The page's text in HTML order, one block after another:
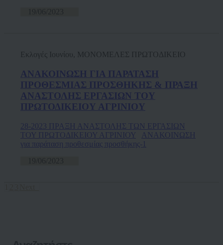
Εκλογές Ιουνίου, ΜΟΝΟΜΕΛΕΣ ΠΡΩΤΟΔΙΚΕΙΟ
ΑΝΑΚΟΙΝΩΣΗ ΓΙΑ ΠΑΡΑΤΑΣΗ
ΠΡΟΘΕΣΜΙΑΣ ΠΡΟΣΘΗΚΗΣ & ΠΡΑΞΗ
ΑΝΑΣΤΟΛΗΣ ΕΡΓΑΣΙΩΝ ΤΟΥ
ΠΡΩΤΟΔΙΚΕΙΟΥ ΑΓΡΙΝΙΟΥ
28-2023 ΠΡΑΞΗ ΑΝΑΣΤΟΛΗΣ ΤΩΝ ΕΡΓΑΣΙΩΝ
ΤΟΥ ΠΡΩΤΟΔΙΚΕΙΟΥ ΑΓΡΙΝΙΟΥ
ΑΝΑΚΟΙΝΩΣΗ
για παράταση προθεσμίας προσθήκης-1